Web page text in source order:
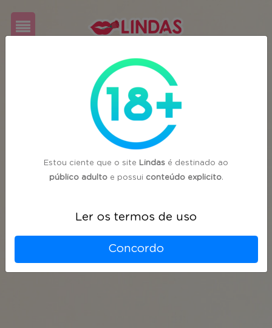
Estou ciente que o site Lindas é destinado ao
público adultoe possui conteúdo explicito.
Ler os termos de uso
Concordo